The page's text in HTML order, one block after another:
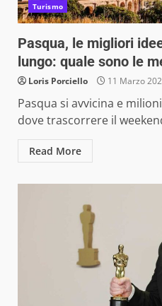
Turismo
Pasqua, le migliori
lungo: quale sono le
Loris Porciello 11 Marzo
Pasqua si avvicina e
dove trascorrere il
Read More